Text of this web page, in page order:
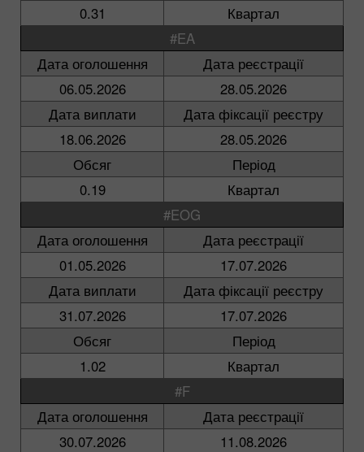
0.31
Квартал
#EA
Дата оголошення
Дата реєстрації
06.05.2026
28.05.2026
Дата виплати
Дата фіксації реєстру
18.06.2026
28.05.2026
Обсяг
Період
0.19
Квартал
#EOG
Дата оголошення
Дата реєстрації
01.05.2026
17.07.2026
Дата виплати
Дата фіксації реєстру
31.07.2026
17.07.2026
Обсяг
Період
1.02
Квартал
#F
Дата оголошення
Дата реєстрації
30.07.2026
11.08.2026